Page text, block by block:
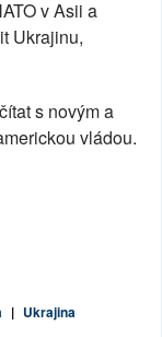
v Asii a
Ukrajinu,
s novým a
vládou.
| Ukrajina